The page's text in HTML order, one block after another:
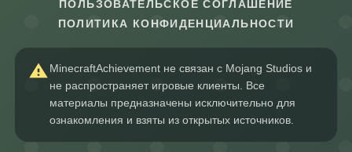
ПОЛЬЗОВАТЕЛЬСКОЕ СОГЛАШЕНИЕ
ПОЛИТИКА КОНФИДЕНЦИАЛЬНОСТИ
MinecraftAchievement не связан с Mojang Studios и
не распространяет игровые клиенты. Все
материалы предназначены исключительно для
ознакомления и взяты из открытых источников.